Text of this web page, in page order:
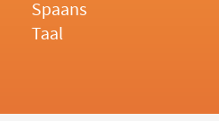
Spaans
Taal